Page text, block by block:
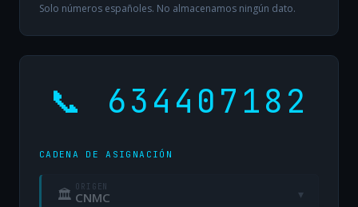
Solo números españoles. No almacenamos ningún dato.
📞 634407182
CADENA DE ASIGNACIÓN
🏛 ORIGEN
CNMC ▾